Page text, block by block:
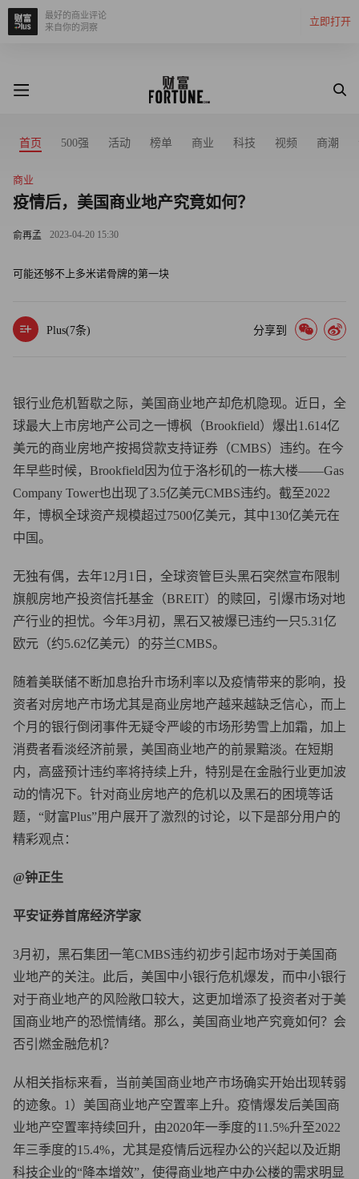
立即打开
最好的商业评论
来自你的洞察
首页 500强 活动 榜单 商业 科技 视频 商潮
商业
疫情后，美国商业地产究竟如何？
俞再孟 2023-04-20 15:30
可能还够不上多米诺骨牌的第一块
Plus(7条) 分享到
银行业危机暂歇之际，美国商业地产却危机隐现。近日，全
球最大上市房地产公司之一博枫（Brookfield）爆出1.614亿
美元的商业房地产按揭贷款支持证券（CMBS）违约。在今
年早些时候，Brookfield因为位于洛杉矶的一栋大楼——Gas
Company Tower也出现了3.5亿美元CMBS违约。截至2022
年，博枫全球资产规模超过7500亿美元，其中130亿美元在
中国。
无独有偶，去年12月1日，全球资管巨头黑石突然宣布限制
旗舰房地产投资信托基金（BREIT）的赎回，引爆市场对地
产行业的担忧。今年3月初，黑石又被爆已违约一只5.31亿
欧元（约5.62亿美元）的芬兰CMBS。
随着美联储不断加息抬升市场利率以及疫情带来的影响，投
资者对房地产市场尤其是商业房地产越来越缺乏信心，而上
个月的银行倒闭事件无疑令严峻的市场形势雪上加霜，加上
消费者看淡经济前景，美国商业地产的前景黯淡。在短期
内，高盛预计违约率将持续上升，特别是在金融行业更加波
动的情况下。针对商业房地产的危机以及黑石的困境等话
题，“财富Plus”用户展开了激烈的讨论，以下是部分用户的
精彩观点：
@钟正生
平安证券首席经济学家
3月初，黑石集团一笔CMBS违约初步引起市场对于美国商
业地产的关注。此后，美国中小银行危机爆发，而中小银行
对于商业地产的风险敞口较大，这更加增添了投资者对于美
国商业地产的恐慌情绪。那么，美国商业地产究竟如何？会
否引燃金融危机？
从相关指标来看，当前美国商业地产市场确实开始出现转弱
的迹象。1）美国商业地产空置率上升。疫情爆发后美国商
业地产空置率持续回升，由2020年一季度的11.5%升至2022
年三季度的15.4%，尤其是疫情后远程办公的兴起以及近期
科技企业的“降本增效”，使得商业地产中办公楼的需求明显